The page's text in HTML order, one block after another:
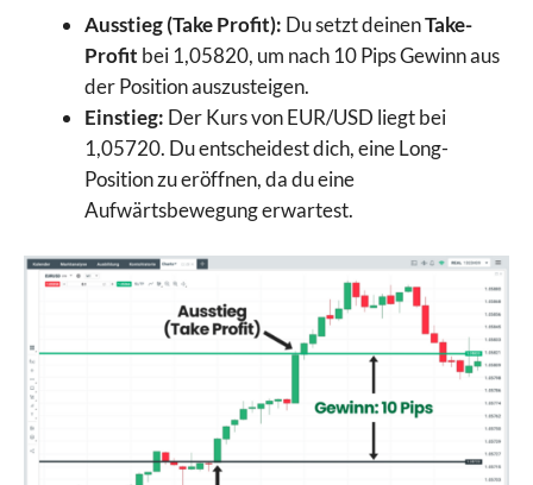
Ausstieg (Take Profit): Du setzt deinenTake-
Profit bei 1,05820, um nach 10 Pips Gewinn aus
der Position auszusteigen.
Einstieg: Der Kurs von EUR/USD liegt bei
1,05720. Du entscheidest dich, eine Long-
Position zu eröffnen, da du eine
Aufwärtsbewegung erwartest.